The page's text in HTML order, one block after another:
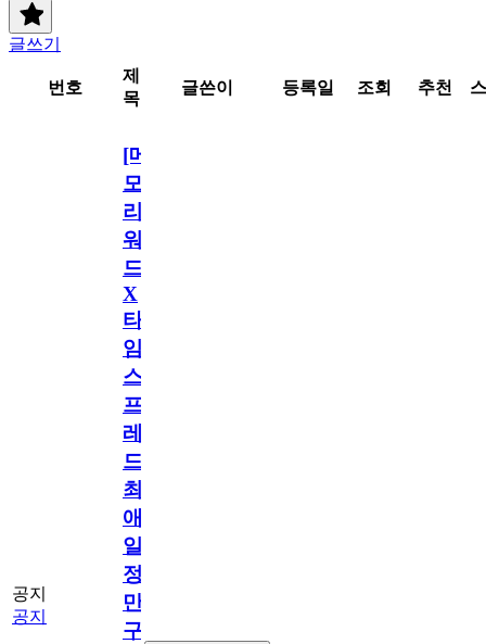
글쓰기
번호
제
목
글쓴이 등록일 조회 추천
공지
공지
[메
모
리
워
드
X
타
임
스
프
레
드]
최
애
일
정
만
구